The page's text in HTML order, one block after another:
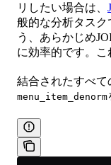
リしたい場合は、
般的な分析タスク
う、あらかじめ
に効率的です。こ
結合されたすべ
menu_item_denorm